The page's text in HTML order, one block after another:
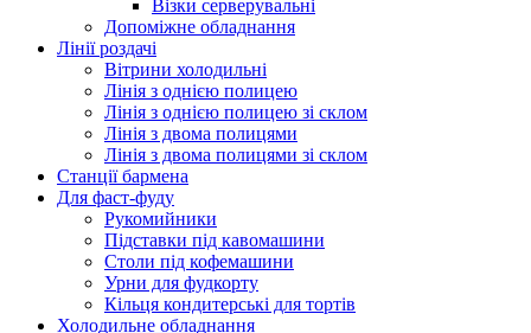
Візки серверувальні
Допоміжне обладнання
Лінії роздачі
Вітрини холодильні
Лінія з однією полицею
Лінія з однією полицею зі склом
Лінія з двома полицями
Лінія з двома полицями зі склом
Станції бармена
Для фаст-фуду
Рукомийники
Підставки під кавомашини
Столи під кофемашини
Урни для фудкорту
Кільця кондитерські для тортів
Холодильне обладнання